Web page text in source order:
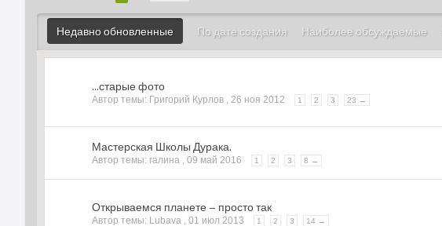
Недавно обновленные По дате создания Наиболее обсуждаемые
...старые фото
Автор темы: Григорий Курлов ,26 ноя 2012 1 2 3 23 →
Мастерская Школы Дурака.
Автор темы: галина ,09 май 2016 1 2 3 8 →
Открываемся планете – просто так
Автор темы: Lubava ,01 июл 2013 1 2 3 14 →